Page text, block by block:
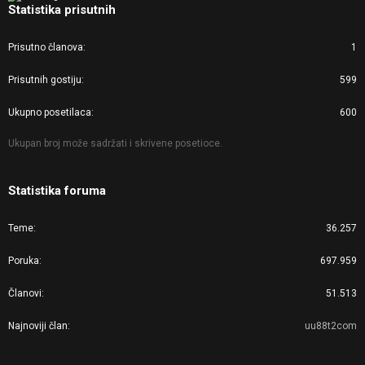
Statistika prisutnih
Prisutno članova 1
Prisutnih gostiju 599
Ukupno posetilaca 600
Ukupan broj može sadržati i skrivene posetioce.
Statistika foruma
Teme 36.257
Poruka 697.959
Članovi 51.513
Najnoviji član uu88t2com